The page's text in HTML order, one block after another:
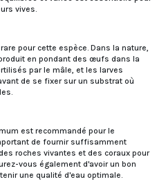
vives.
pour cette espèce. Dans la nature,
en pondant des œufs dans la
par le mâle, et les larves
de se fixer sur un substrat où
est recommandé pour le
de fournir suffisamment
roches vivantes et des coraux pour
vous également d'avoir un bon
une qualité d'eau optimale.